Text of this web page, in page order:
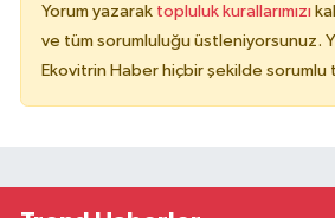
Yorum yazarak topluluk kurallarımızı
ve tüm sorumluluğu üstleniyorsunuz.
Ekovitrin Haber hiçbir şekilde sorumlu